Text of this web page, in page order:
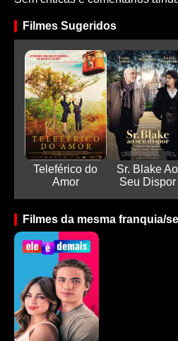
Filmes Sugeridos
Teleférico do
Amor
Sr. Blake Ao
Seu Dispor
Filmes da mesma franquia/